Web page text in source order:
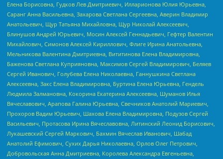
Елена Борисовна, Гудков Лев Дмитриевич, Илларионова Юлия Юрьевна,
Саранг Анна Васильевна, Захарова Светлана Сергеевна, Аверин Владимир
Анатольевич, Щур Татьяна Михайловна, Щур Николай Алексеевич,
Блинушов Андрей Юрьевич, Мосин Алексей Геннадьевич, Гефтер Валентин
Михайлович, Симонов Алексей Кириллович, Флиге Ирина Анатольевна,
Мельникова Валентина Дмитриевна, Вититинова Елена Владимировна,
Баженова Светлана Куприяновна, Максимов Сергей Владимирович, Беляев
Сергей Иванович, Голубева Елена Николаевна, Ганнушкина Светлана
Алексеевна, Закс Елена Владимировна, Буртина Елена Юрьевна, Гендель
Людмила Залмановна, Кокорина Екатерина Алексеевна, Шуманов Илья
Вячеславович, Арапова Галина Юрьевна, Свечников Анатолий Мариевич,
Прохоров Вадим Юрьевич, Шахова Елена Владимировна, Подузов Сергей
Васильевич, Протасова Ирина Вячеславовна, Литинский Леонид Борисович,
Лукашевский Сергей Маркович, Бахмин Вячеслав Иванович, Шабад
Анатолий Ефимович, Сухих Дарья Николаевна, Орлов Олег Петрович,
Добровольская Анна Дмитриевна, Королева Александра Евгеньевна,